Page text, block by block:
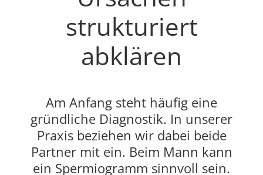
strukturiert
abklären
Am Anfang steht häufig eine
gründliche Diagnostik. In unserer
Praxis beziehen wir dabei beide
Partner mit ein. Beim Mann kann
ein Spermiogramm sinnvoll sein.